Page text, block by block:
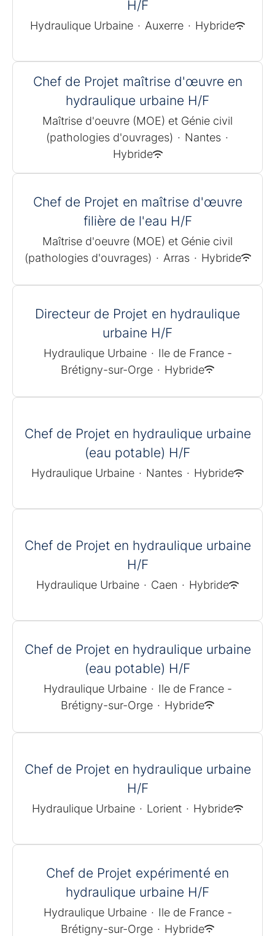
H/F
Hydraulique Urbaine · Auxerre · Hybride
Chef de Projet maîtrise d'œuvre en
hydraulique urbaine H/F
Maîtrise d'oeuvre (MOE) et Génie civil
(pathologies d'ouvrages) · Nantes ·
Hybride
Chef de Projet en maîtrise d'œuvre
filière de l'eau H/F
Maîtrise d'oeuvre (MOE) et Génie civil
(pathologies d'ouvrages) · Arras · Hybride
Directeur de Projet en hydraulique
urbaine H/F
Hydraulique Urbaine · Ile de France -
Brétigny-sur-Orge · Hybride
Chef de Projet en hydraulique urbaine
(eau potable) H/F
Hydraulique Urbaine · Nantes · Hybride
Chef de Projet en hydraulique urbaine
H/F
Hydraulique Urbaine · Caen · Hybride
Chef de Projet en hydraulique urbaine
(eau potable) H/F
Hydraulique Urbaine · Ile de France -
Brétigny-sur-Orge · Hybride
Chef de Projet en hydraulique urbaine
H/F
Hydraulique Urbaine · Lorient · Hybride
Chef de Projet expérimenté en
hydraulique urbaine H/F
Hydraulique Urbaine · Ile de France -
Brétigny-sur-Orge · Hybride